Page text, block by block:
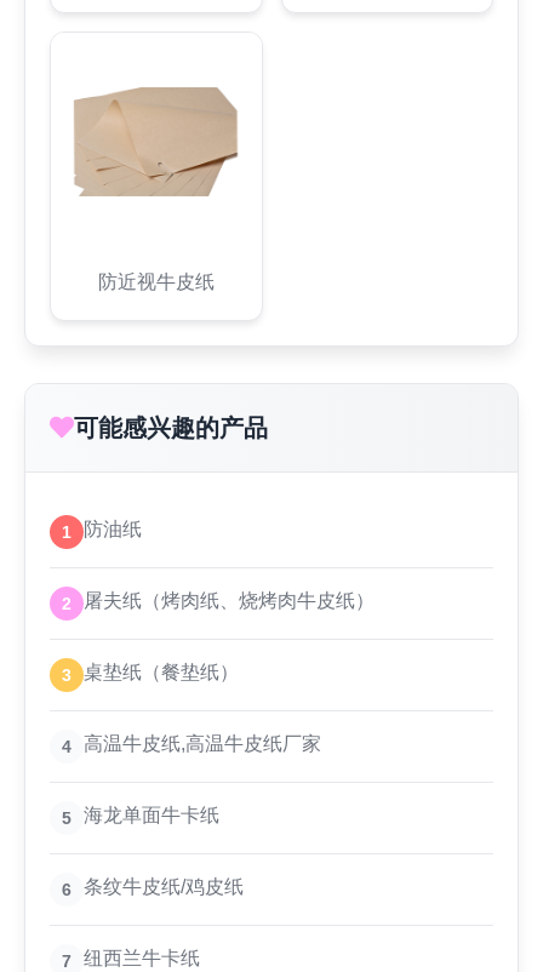
防近视牛皮纸
可能感兴趣的产品
1 防油纸
2 屠夫纸（烤肉纸、烧烤肉牛皮纸）
3 桌垫纸（餐垫纸）
4 高温牛皮纸,高温牛皮纸厂家
5 海龙单面牛卡纸
6 条纹牛皮纸/鸡皮纸
7 纽西兰牛卡纸